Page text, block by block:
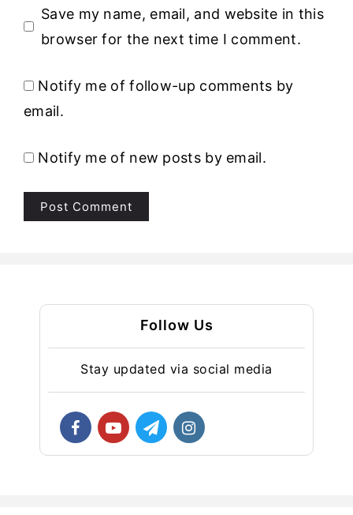
Save my name, email, and website in this
browser for the next time I comment.
Notify me of follow-up comments by
email.
Notify me of new posts by email.
Follow Us
Stay updated via social media